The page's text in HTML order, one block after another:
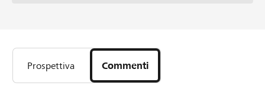
Prospettiva Commenti